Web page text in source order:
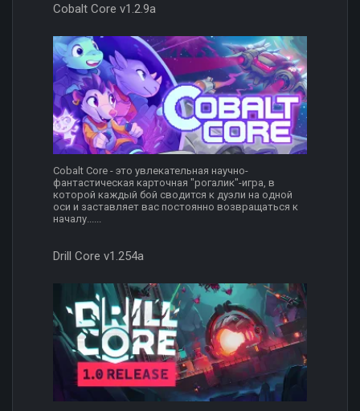
Cobalt Core v1.2.9a
Cobalt Core - это увлекательная научно-
фантастическая карточная "рогалик"-игра, в
которой каждый бой сводится к дуэли на одной
оси и заставляет вас постоянно возвращаться к
началу......
Drill Core v1.254a